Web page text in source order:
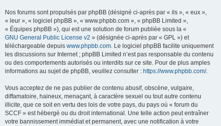
Nos forums sont propulsés par phpBB (désigné ci-après par « ils », « eux »,
« leur », « logiciel phpBB », « www.phpbb.com », « phpBB Limited »,
« Équipes phpBB »), qui est une solution de forum publiée sous la «
GNU General Public License v2 » (désignée ci-après par « GPL ») et
téléchargeable depuis www.phpbb.com. Le logiciel phpBB facilite uniquement
les discussions sur Internet ; phpBB Limited n’est pas responsable du contenu
ou des comportements autorisés ou interdits sur ce site. Pour de plus amples
informations au sujet de phpBB, veuillez consulter : https://www.phpbb.com/.
Vous acceptez de ne pas publier de contenu abusif, obscène, vulgaire,
diffamatoire, haineux, menaçant, à caractère sexuel ou tout autre contenu
illicite, que ce soit en vertu des lois de votre pays, du pays où « forum du
SCCF » est hébergé ou du droit international. Une telle action peut entraîner
votre bannissement immédiat et permanent, avec une notification à votre